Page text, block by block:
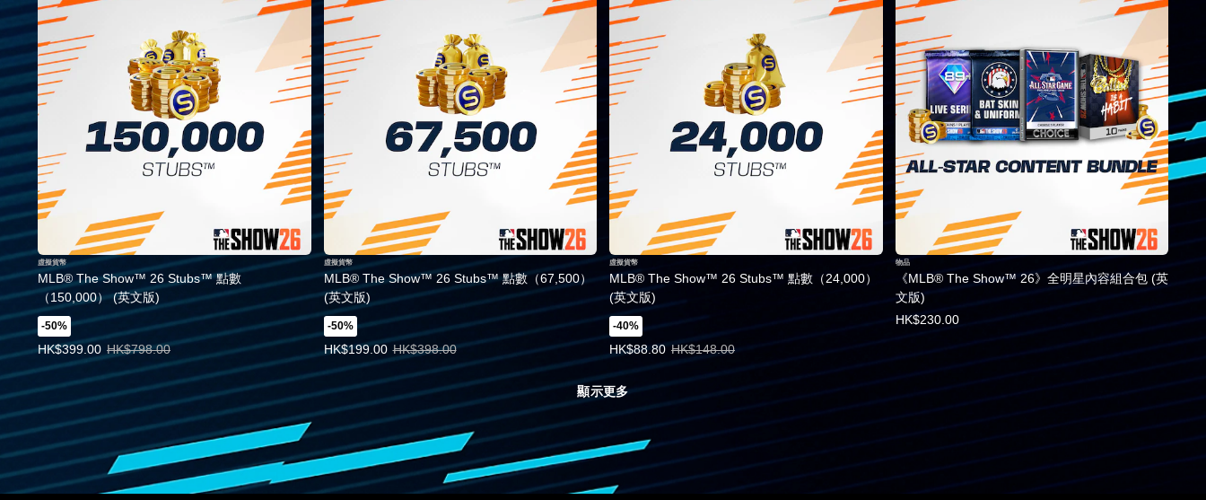
MLB® The Show™ 26 Stubs™ 點數
（150,000） (英文版)
虛擬貨幣
-50%
HK$399.00
優惠價HK$399.00。原價HK$798.00。
HK$798.00
MLB® The Show™ 26 Stubs™ 點數（67,500）
(英文版)
虛擬貨幣
-50%
HK$199.00
優惠價HK$199.00。原價HK$398.00。
HK$398.00
MLB® The Show™ 26 Stubs™ 點數（24,000）
(英文版)
虛擬貨幣
-40%
HK$88.80
優惠價HK$88.80。原價HK$148.00。
HK$148.00
《MLB® The Show™ 26》全明星內容組合包 (英
文版)
物品
HK$230.00
顯示更多